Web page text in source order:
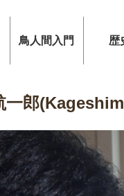
鳥人間入門 歴
一郎